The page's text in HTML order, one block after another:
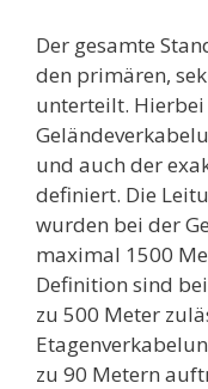
Der gesamte
den primären,
unterteilt.
und auch der
definiert. Die
wurden bei der
maximal 1500
Definition sind
zu 500 Meter
zu 90 Metern